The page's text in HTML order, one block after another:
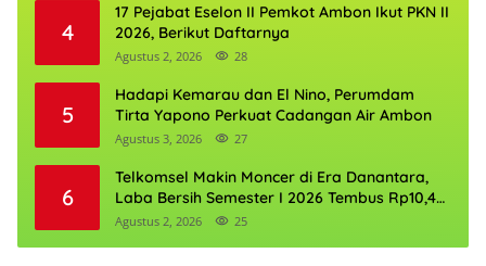
4
17 Pejabat Eselon II Pemkot Ambon Ikut PKN II
2026, Berikut Daftarnya
Agustus 2, 2026 28
5
Hadapi Kemarau dan El Nino, Perumdam
Tirta Yapono Perkuat Cadangan Air Ambon
Agustus 3, 2026 27
6
Telkomsel Makin Moncer di Era Danantara,
Laba Bersih Semester I 2026 Tembus Rp10,4
Triliun
Agustus 2, 2026 25